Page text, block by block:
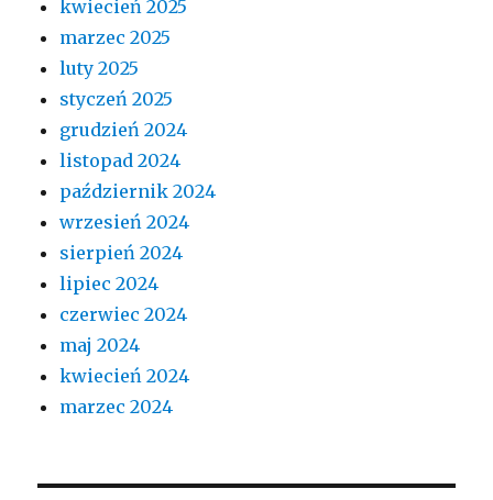
kwiecień 2025
marzec 2025
luty 2025
styczeń 2025
grudzień 2024
listopad 2024
październik 2024
wrzesień 2024
sierpień 2024
lipiec 2024
czerwiec 2024
maj 2024
kwiecień 2024
marzec 2024